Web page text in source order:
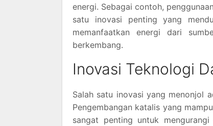
energi. Sebagai contoh,
satu inovasi penting yang
memanfaatkan energi dari
berkembang.
Inovasi Teknologi
Salah satu inovasi yang menonjol
Pengembangan katalis yang
sangat penting untuk